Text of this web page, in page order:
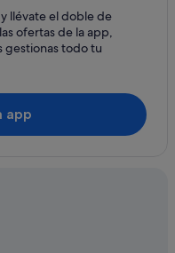
Cornualles
Cornualles
Cornualles
llévate el doble de
ofertas de la app,
gestionas todo tu
app